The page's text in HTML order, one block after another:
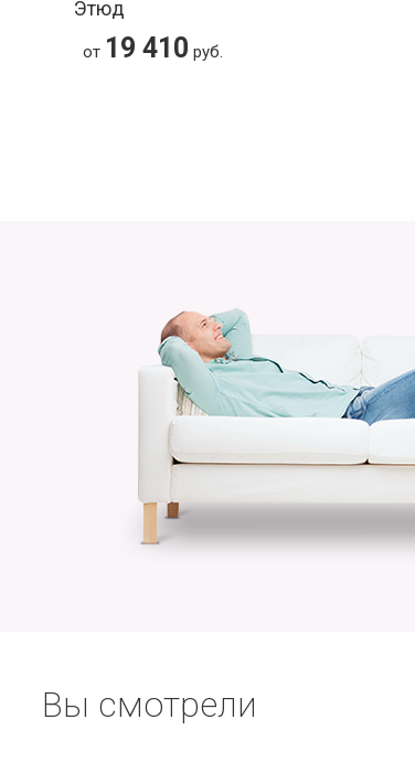
Этюд
от 19 410 руб.
Вы смотрели